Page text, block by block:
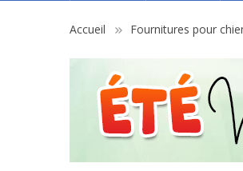
Accueil Fournitures pour